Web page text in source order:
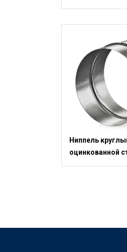
Ниппель
оцинкованной